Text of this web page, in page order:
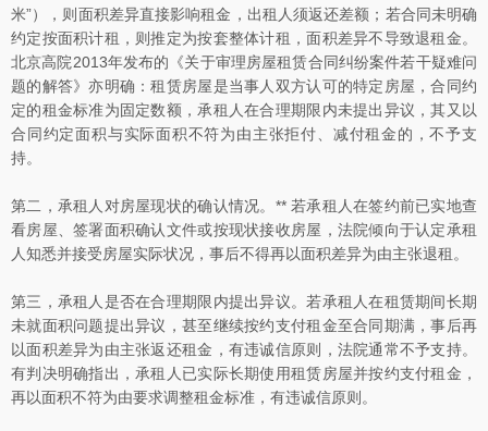
米”），则面积差异直接影响租金，出租人须返还差额；若合同未明确
约定按面积计租，则推定为按套整体计租，面积差异不导致退租金。
北京高院2013年发布的《关于审理房屋租赁合同纠纷案件若干疑难问
题的解答》亦明确：租赁房屋是当事人双方认可的特定房屋，合同约
定的租金标准为固定数额，承租人在合理期限内未提出异议，其又以
合同约定面积与实际面积不符为由主张拒付、减付租金的，不予支
持。
第二，承租人对房屋现状的确认情况。** 若承租人在签约前已实地查
看房屋、签署面积确认文件或按现状接收房屋，法院倾向于认定承租
人知悉并接受房屋实际状况，事后不得再以面积差异为由主张退租。
第三，承租人是否在合理期限内提出异议。若承租人在租赁期间长期
未就面积问题提出异议，甚至继续按约支付租金至合同期满，事后再
以面积差异为由主张返还租金，有违诚信原则，法院通常不予支持。
有判决明确指出，承租人已实际长期使用租赁房屋并按约支付租金，
再以面积不符为由要求调整租金标准，有违诚信原则。